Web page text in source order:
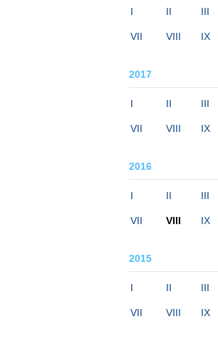
I II III
VII VIII IX
2017
I II III
VII VIII IX
2016
I II III
VII VIII IX
2015
I II III
VII VIII IX